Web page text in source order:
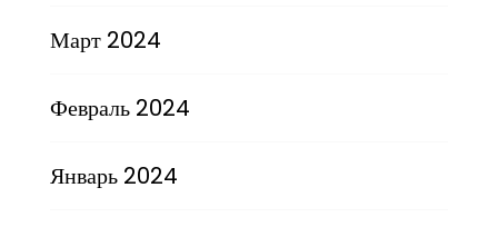
Март 2024
Февраль 2024
Январь 2024